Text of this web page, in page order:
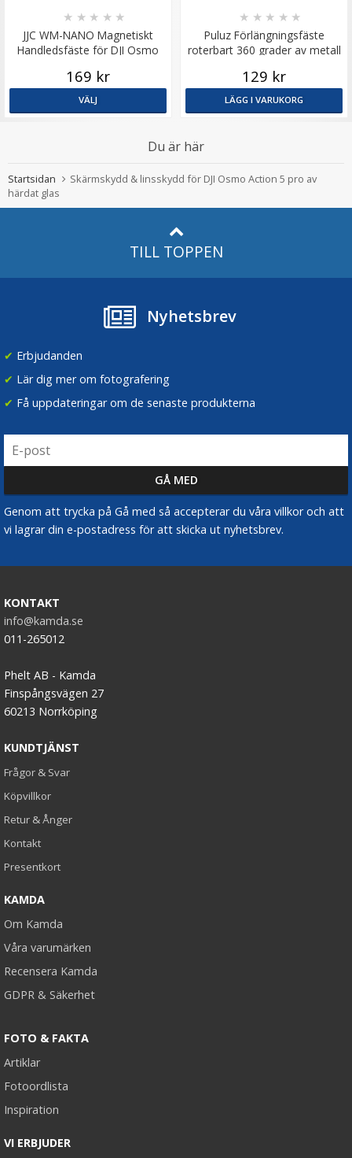
JJC WM-NANO Magnetiskt
Handledsfäste för DJI Osmo
★ ★ ★ ★ ★
169 kr
VÄLJ
Puluz Förlängningsfäste
roterbart 360 grader av metall
★ ★ ★ ★ ★
129 kr
LÄGG I VARUKORG
Du är här
Startsidan
Skärmskydd & linsskydd för DJI Osmo Action 5 pro av
härdat glas
TILL TOPPEN
Nyhetsbrev
✔ Erbjudanden
✔ Lär dig mer om fotografering
✔ Få uppdateringar om de senaste produkterna
Genom att trycka på Gå med så accepterar du våra villkor och att
vi lagrar din e-postadress för att skicka ut nyhetsbrev.
KONTAKT
info@kamda.se
011-265012
Phelt AB - Kamda
Finspångsvägen 27
60213 Norrköping
KUNDTJÄNST
Frågor & Svar
Köpvillkor
Retur & Ånger
Kontakt
Presentkort
KAMDA
Om Kamda
Våra varumärken
Recensera Kamda
GDPR & Säkerhet
FOTO & FAKTA
Artiklar
Fotoordlista
Inspiration
VI ERBJUDER